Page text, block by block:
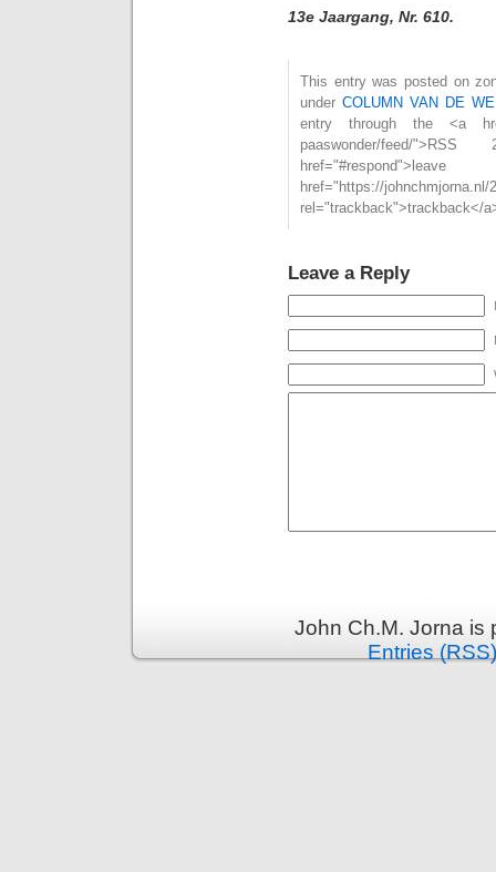
13e Jaargang, Nr. 610.
This entry was posted on
under COLUMN VAN DE
entry through the <a
paaswonder/feed/
href="https://johnchmjorna.nl/
rel="trackback">trackback</
Leave a Reply
John Ch.M. Jorna
Entries (RSS)